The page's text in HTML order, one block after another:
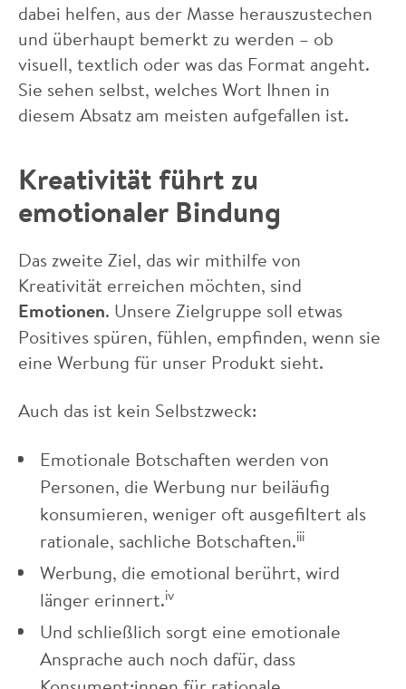
dabei helfen, aus der Masse herauszustechen
und überhaupt bemerkt zu werden – ob
visuell, textlich oder was das Format angeht.
Sie sehen selbst, welches Wort Ihnen in
diesem Absatz am meisten aufgefallen ist.
Kreativität führt zu
emotionaler Bindung
Das zweite Ziel, das wir mithilfe von
Kreativität erreichen möchten, sind
Emotionen. Unsere Zielgruppe soll etwas
Positives spüren, fühlen, empfinden, wenn sie
eine Werbung für unser Produkt sieht.
Auch das ist kein Selbstzweck:
Emotionale Botschaften werden von
Personen, die Werbung nur beiläufig
konsumieren, weniger oft ausgefiltert als
rationale, sachliche Botschaften.iii
Werbung, die emotional berührt, wird
länger erinnert.iv
Und schließlich sorgt eine emotionale
Ansprache auch noch dafür, dass